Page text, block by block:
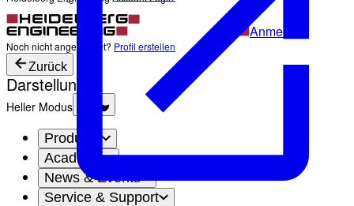
Anmelden
Noch nicht angemeldet? Profil erstellen
Zurück
Darstellung
Heller Modus
Produkte
Academy
News & Events
Service & Support